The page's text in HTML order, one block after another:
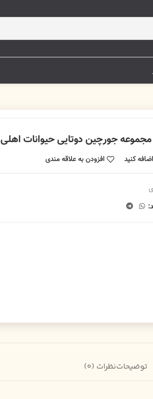
مجموعه جورچین دوتایی حیوانات
کنید افزودن به علاقه مندی
توضیحاتنظرات (0)